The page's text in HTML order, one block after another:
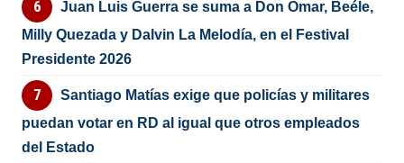
Juan Luis Guerra se suma a Don Omar, Beéle,
Milly Quezada y Dalvin La Melodía, en el Festival
Presidente 2026
Santiago Matías exige que policías y militares
puedan votar en RD al igual que otros empleados
del Estado